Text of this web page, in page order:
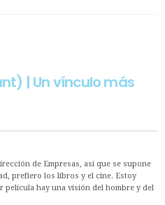
| Un vínculo más
de Empresas, así que se supone
prefiero los libros y el cine. Estoy
película hay una visión del hombre y del